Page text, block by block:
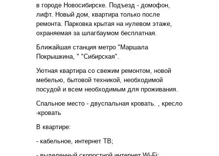
в городе Новосибирске. Подъезд - домофон,
лифт. Новый дом, квартира только после
ремонта. Парковка крытая на нулевом этаже,
охраняемая за шлагбаумом бесплатная.
Ближайшая станция метро "Маршала
Покрышкина, " "Сибирская".
Уютная квартира со свежим ремонтом, новой
мебелью, бытовой техникой, необходимой
посудой и всем необходимым для проживания.
Спальное место - двуспальная кровать. , кресло
-кровать
В квартире:
- кабельное, интернет ТВ;